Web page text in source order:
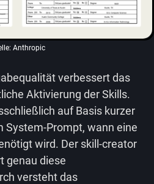
Anthropic
verbessert das
Aktivierung der Skills.
auf Basis kurzer
System-Prompt, wann eine
wird. Der skill-creator
genau diese
versteht das